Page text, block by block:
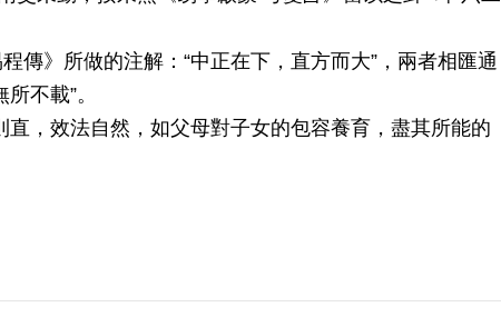
傳》所做的注解：“中正在下，直方而大”，兩者相匯通
不載”。
，效法自然，如父母對子女的包容養育，盡其所能的